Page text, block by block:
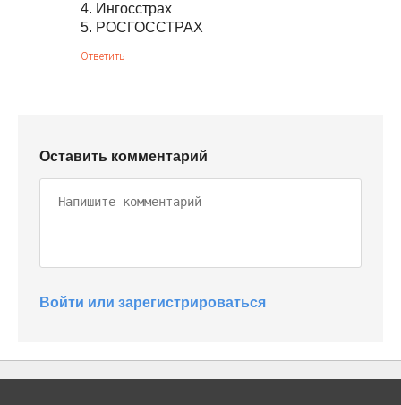
4. Ингосстрах
5. РОСГОССТРАХ
Ответить
Оставить комментарий
Войти или зарегистрироваться